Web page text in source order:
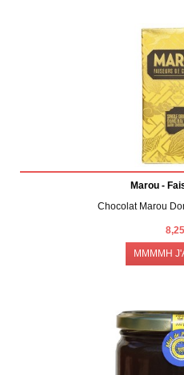
Marou -
Chocolat Marou
MMMMH